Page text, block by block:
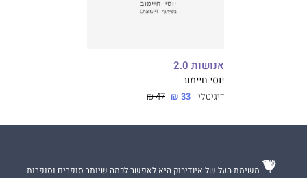
אנושות 2.0
יוסי חיימוב
דיגיטלי 33 ₪
47 ₪
משימת העל של אינדיבוק היא לאפשר לכמה שיותר סופרים וסופרות